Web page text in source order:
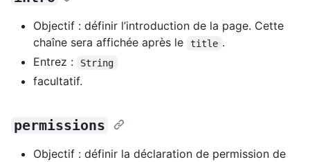
Objectif : définir l’introduction de la page. Cette
chaîne sera affichée après le
title .
Entrez :
String
facultatif.
permissions
Objectif : définir la déclaration de permission de